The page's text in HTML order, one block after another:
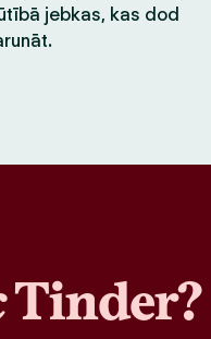
jebkas, kas dod
Tinder?